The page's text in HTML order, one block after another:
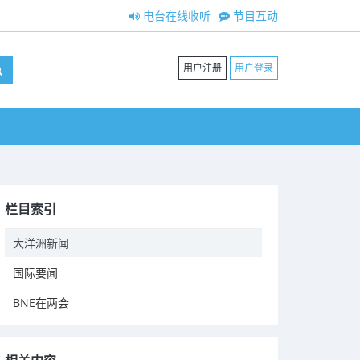
节目互动
电台在线收听
用户注册 用户登录
栏目索引
大洋洲新闻
国际要闻
BNE在两会